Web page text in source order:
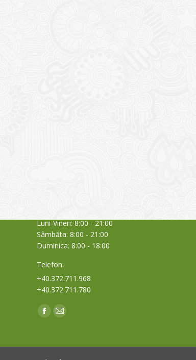
Luni-Vineri: 8:00 - 21:00
Sâmbăta: 8:00 - 21:00
Duminica: 8:00 - 18:00
Telefon:
+40.372.711.968
+40.372.711.780
Find us on:
Facebook
Mail